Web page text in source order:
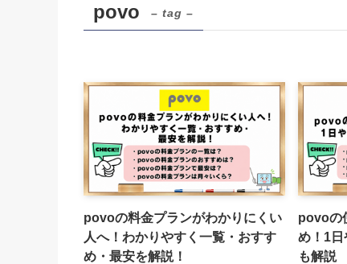
povo – tag –
povoの料金プランがわかりにくい
人へ！わかりやすく一覧・おすす
め・最安を解説！
povoの
め！1日
も解説